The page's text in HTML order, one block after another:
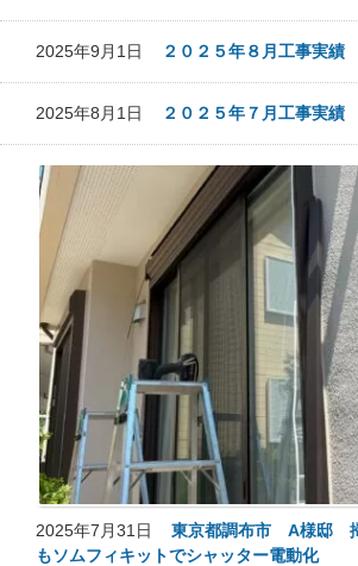
2025年9月1日 ２０２５年８月工事実
2025年8月1日 ２０２５年７月工事実
2025年7月31日 東京都調布市 A様邸
もソムフィキットでシャッター電動化